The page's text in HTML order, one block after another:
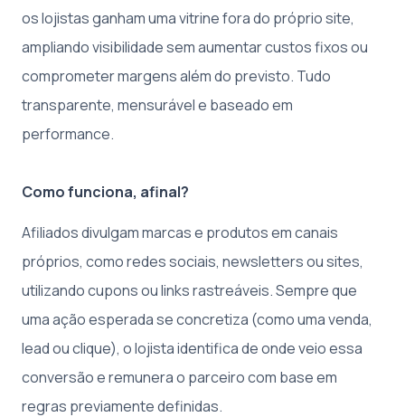
os lojistas ganham uma vitrine fora do próprio site,
ampliando visibilidade sem aumentar custos fixos ou
comprometer margens além do previsto. Tudo
transparente, mensurável e baseado em
performance.
Como funciona, afinal?
Afiliados divulgam marcas e produtos em canais
próprios, como redes sociais, newsletters ou sites,
utilizando cupons ou links rastreáveis. Sempre que
uma ação esperada se concretiza (como uma venda,
lead ou clique), o lojista identifica de onde veio essa
conversão e remunera o parceiro com base em
regras previamente definidas.